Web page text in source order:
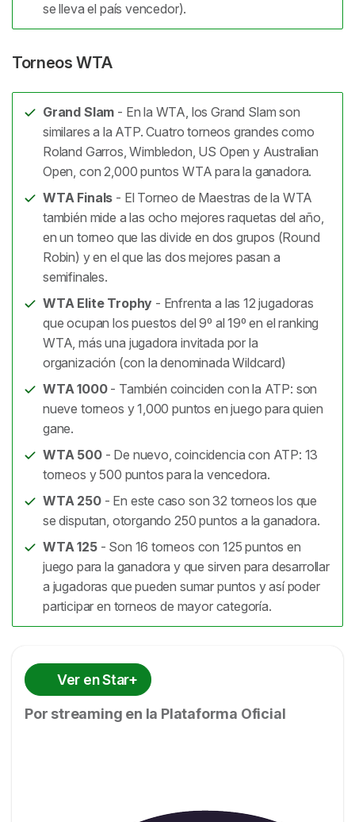
se lleva el país vencedor).
Torneos WTA
Grand Slam - En la WTA, los Grand Slam son
similares a la ATP. Cuatro torneos grandes como
Roland Garros, Wimbledon, US Open y Australian
Open, con 2,000 puntos WTA para la ganadora.
WTA Finals - El Torneo de Maestras de la WTA
también mide a las ocho mejores raquetas del año,
en un torneo que las divide en dos grupos (Round
Robin) y en el que las dos mejores pasan a
semifinales.
WTA Elite Trophy - Enfrenta a las 12 jugadoras
que ocupan los puestos del 9º al 19º en el ranking
WTA, más una jugadora invitada por la
organización (con la denominada Wildcard)
WTA 1000- También coinciden con la ATP: son
nueve torneos y 1,000 puntos en juego para quien
gane.
WTA 500- De nuevo, coincidencia con ATP: 13
torneos y 500 puntos para la vencedora.
WTA 250- En este caso son 32 torneos los que
se disputan, otorgando 250 puntos a la ganadora.
WTA 125- Son 16 torneos con 125 puntos en
juego para la ganadora y que sirven para desarrollar
a jugadoras que pueden sumar puntos y así poder
participar en torneos de mayor categoría.
Ver en Star+
Por streaming en la Plataforma Oficial